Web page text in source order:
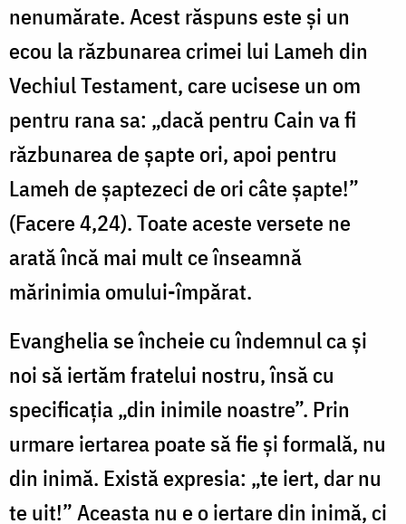
nenumărate. Acest răspuns este și un
ecou la răzbunarea crimei lui Lameh din
Vechiul Testament, care ucisese un om
pentru rana sa: „dacă pentru Cain va fi
răzbunarea de şapte ori, apoi pentru
Lameh de şaptezeci de ori câte şapte!”
(Facere 4,24). Toate aceste versete ne
arată încă mai mult ce înseamnă
mărinimia omului-împărat.
Evanghelia se încheie cu îndemnul ca și
noi să iertăm fratelui nostru, însă cu
specificația „din inimile noastre”. Prin
urmare iertarea poate să fie și formală, nu
din inimă. Există expresia: „te iert, dar nu
te uit!” Aceasta nu e o iertare din inimă, ci